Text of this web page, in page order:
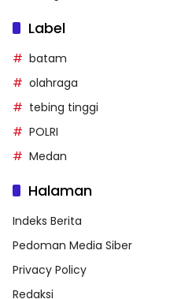
Label
batam
olahraga
tebing tinggi
POLRI
Medan
Halaman
Indeks Berita
Pedoman Media Siber
Privacy Policy
Redaksi